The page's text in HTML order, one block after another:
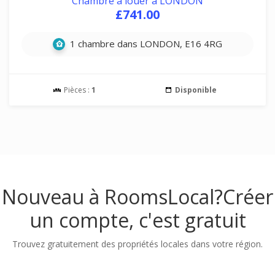
£741.00
1 chambre dans LONDON, E16 4RG
Pièces : 1 Disponible
Nouveau à RoomsLocal?Créer
un compte, c'est gratuit
Trouvez gratuitement des propriétés locales dans votre région.